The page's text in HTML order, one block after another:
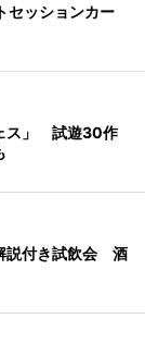
セッションカー
ス」 試遊30作
説付き試飲会 酒